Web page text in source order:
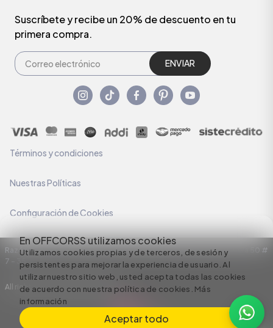
En OFFCORSS utilizamos cookies
Utilizamos cookies propias y de terceros, de sesión y
persistentes para mejorar la experiencia de usuario. Al
utilizar nuestro sitio web, usted acepta todas las cookies
de acuerdo con nuestra política de cookies. Más
información
Aceptar todo
Suscríbete y recibe un 20% de descuento en tu
primera compra.
ENVIAR
Términos y condiciones
Nuestras Políticas
Configuración de Cookies
Razón Social: C.I HERMECO S.A. NIT: 890924167-6 Dirección: Carrera 50 #
7 – 35
All rights reserved empowered by